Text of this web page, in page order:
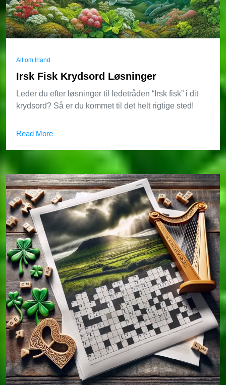
Alt om Irland
Irsk Fisk Krydsord Løsninger
Leder du efter løsninger til ledetråden “Irsk fisk” i dit
krydsord? Så er du kommet til det helt rigtige sted!
Read More